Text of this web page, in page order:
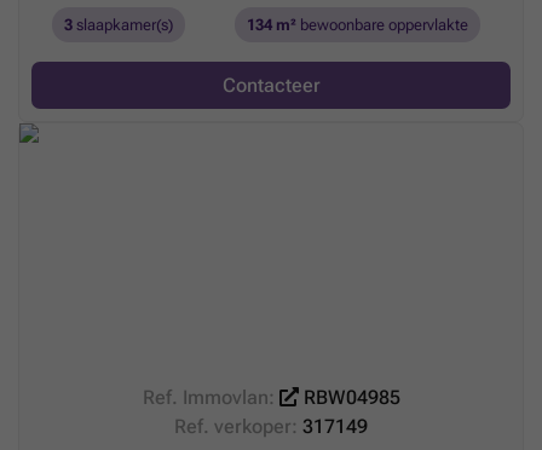
3slaapkamer(s) 134 m² bewoonbare oppervlakte
Contacteer
Ref. Immovlan:
RBW04985
Ref. verkoper: 317149